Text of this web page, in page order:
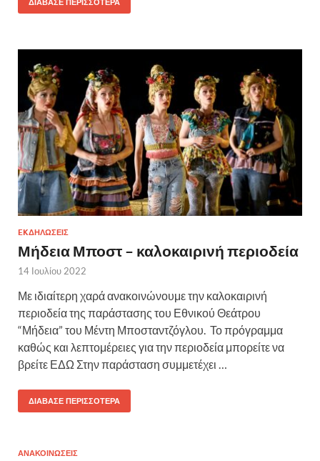
ΔΙΆΒΑΣΕ ΠΕΡΙΣΣΌΤΕΡΑ
EKΔΗΛΩΣΕΙΣ
Μήδεια Μποστ – καλοκαιρινή περιοδεία
14 Ιουλίου 2022
Με ιδιαίτερη χαρά ανακοινώνουμε την καλοκαιρινή
περιοδεία της παράστασης του Εθνικού Θεάτρου
“Μήδεια” του Μέντη Μποσταντζόγλου. Το πρόγραμμα
καθώς και λεπτομέρειες για την περιοδεία μπορείτε να
βρείτε ΕΔΩ Στην παράσταση συμμετέχει …
ΔΙΆΒΑΣΕ ΠΕΡΙΣΣΌΤΕΡΑ
ΑΝΑΚΟΙΝΩΣΕΙΣ